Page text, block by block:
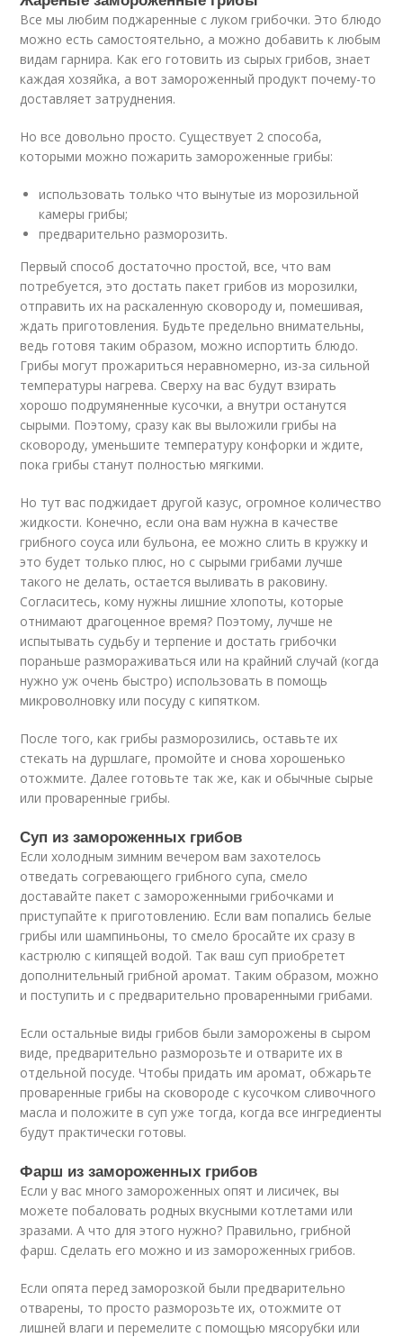
Все мы любим поджаренные с луком грибочки. Это блюдо
можно есть самостоятельно, а можно добавить к любым
видам гарнира. Как его готовить из сырых грибов, знает
каждая хозяйка, а вот замороженный продукт почему-то
доставляет затруднения.
Но все довольно просто. Существует 2 способа,
которыми можно пожарить замороженные грибы:
использовать только что вынутые из морозильной
камеры грибы;
предварительно разморозить.
Первый способ достаточно простой, все, что вам
потребуется, это достать пакет грибов из морозилки,
отправить их на раскаленную сковороду и, помешивая,
ждать приготовления. Будьте предельно внимательны,
ведь готовя таким образом, можно испортить блюдо.
Грибы могут прожариться неравномерно, из-за сильной
температуры нагрева. Сверху на вас будут взирать
хорошо подрумяненные кусочки, а внутри останутся
сырыми. Поэтому, сразу как вы выложили грибы на
сковороду, уменьшите температуру конфорки и ждите,
пока грибы станут полностью мягкими.
Но тут вас поджидает другой казус, огромное количество
жидкости. Конечно, если она вам нужна в качестве
грибного соуса или бульона, ее можно слить в кружку и
это будет только плюс, но с сырыми грибами лучше
такого не делать, остается выливать в раковину.
Согласитесь, кому нужны лишние хлопоты, которые
отнимают драгоценное время? Поэтому, лучше не
испытывать судьбу и терпение и достать грибочки
пораньше размораживаться или на крайний случай (когда
нужно уж очень быстро) использовать в помощь
микроволновку или посуду с кипятком.
После того, как грибы разморозились, оставьте их
стекать на дуршлаге, промойте и снова хорошенько
отожмите. Далее готовьте так же, как и обычные сырые
или проваренные грибы.
Суп из замороженных грибов
Если холодным зимним вечером вам захотелось
отведать согревающего грибного супа, смело
доставайте пакет с замороженными грибочками и
приступайте к приготовлению. Если вам попались белые
грибы или шампиньоны, то смело бросайте их сразу в
кастрюлю с кипящей водой. Так ваш суп приобретет
дополнительный грибной аромат. Таким образом, можно
и поступить и с предварительно проваренными грибами.
Если остальные виды грибов были заморожены в сыром
виде, предварительно разморозьте и отварите их в
отдельной посуде. Чтобы придать им аромат, обжарьте
проваренные грибы на сковороде с кусочком сливочного
масла и положите в суп уже тогда, когда все ингредиенты
будут практически готовы.
Фарш из замороженных грибов
Если у вас много замороженных опят и лисичек, вы
можете побаловать родных вкусными котлетами или
зразами. А что для этого нужно? Правильно, грибной
фарш. Сделать его можно и из замороженных грибов.
Если опята перед заморозкой были предварительно
отварены, то просто разморозьте их, отожмите от
лишней влаги и перемелите с помощью мясорубки или